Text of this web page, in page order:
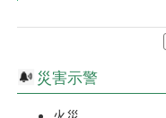
災害示警